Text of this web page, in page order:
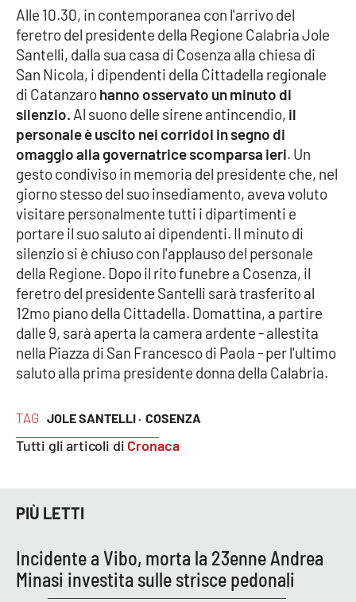
Lamezia Terme
PROGETTI
SPECIALI
Buona Sanità Calabria
LA
CALABRIAVISIONE
Destinazioni
Eventi
Food
Storie
Laconair.it
Lacitymag.it
Lacapitalenews.it
TAG JOLE SANTELLI · COSENZA
Tutti gli articoli di Cronaca
Alle 10.30, in contemporanea con l'arrivo del
feretro del presidente della Regione Calabria Jole
Santelli, dalla sua casa di Cosenza alla chiesa di
San Nicola, i dipendenti della Cittadella regionale
di Catanzarohanno osservato un minuto di
silenzio. Al suono delle sirene antincendio, il
personale è uscito nei corridoi in segno di
omaggio alla governatrice scomparsa ieri. Un
gesto condiviso in memoria del presidente che, nel
giorno stesso del suo insediamento, aveva voluto
visitare personalmente tutti i dipartimenti e
portare il suo saluto ai dipendenti. Il minuto di
silenzio si è chiuso con l'applauso del personale
della Regione. Dopo il rito funebre a Cosenza, il
feretro del presidente Santelli sarà trasferito al
12mo piano della Cittadella. Domattina, a partire
dalle 9, sarà aperta la camera ardente - allestita
nella Piazza di San Francesco di Paola - per l'ultimo
saluto alla prima presidente donna della Calabria.
PIÙ LETTI
Incidente a Vibo, morta la 23enne Andrea
Minasi investita sulle strisce pedonali